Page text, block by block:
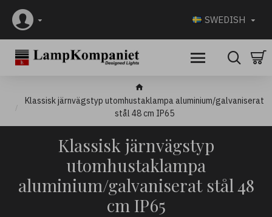
SWEDISH
Klassisk järnvägstyp utomhustaklampa aluminium/galvaniserat
stål 48 cm IP65
Klassisk järnvägstyp
utomhustaklampa
aluminium/galvaniserat stål 48
cm IP65